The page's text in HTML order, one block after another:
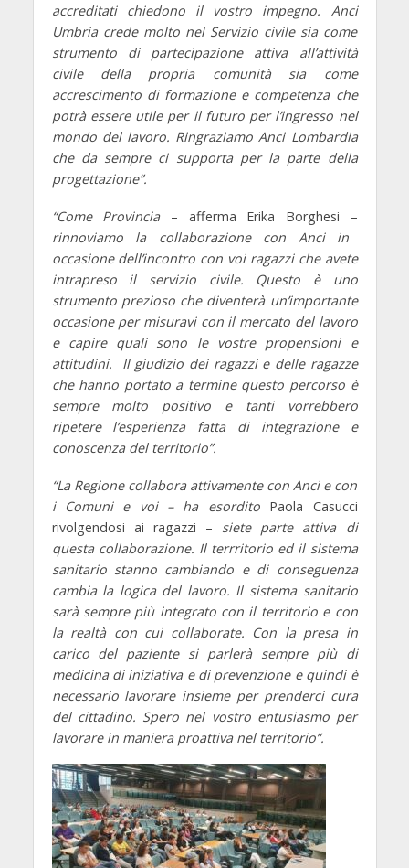
accreditati chiedono il vostro impegno. Anci
Umbria crede molto nel Servizio civile sia come
strumento di partecipazione attiva all’attività
civile della propria comunità sia come
accrescimento di formazione e competenza che
potrà essere utile per il futuro per l’ingresso nel
mondo del lavoro. Ringraziamo Anci Lombardia
che da sempre ci supporta per la parte della
progettazione”.
“Come Provincia – afferma Erika Borghesi –
rinnoviamo la collaborazione con Anci in
occasione dell’incontro con voi ragazzi che avete
intrapreso il servizio civile. Questo è uno
strumento prezioso che diventerà un’importante
occasione per misuravi con il mercato del lavoro
e capire quali sono le vostre propensioni e
attitudini. Il giudizio dei ragazzi e delle ragazze
che hanno portato a termine questo percorso è
sempre molto positivo e tanti vorrebbero
ripetere l’esperienza fatta di integrazione e
conoscenza del territorio”.
“La Regione collabora attivamente con Anci e con
i Comuni e voi – ha esordito Paola Casucci
rivolgendosi ai ragazzi – siete parte attiva di
questa collaborazione. Il terrritorio ed il sistema
sanitario stanno cambiando e di conseguenza
cambia la logica del lavoro. Il sistema sanitario
sarà sempre più integrato con il territorio e con
la realtà con cui collaborate. Con la presa in
carico del paziente si parlerà sempre più di
medicina di iniziativa e di prevenzione e quindi è
necessario lavorare insieme per prenderci cura
del cittadino. Spero nel vostro entusiasmo per
lavorare in maniera proattiva nel territorio”.